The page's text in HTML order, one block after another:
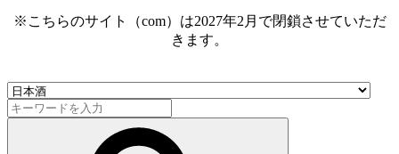
※こちらのサイト（com）は2027年2月で閉鎖させていただ
きます。